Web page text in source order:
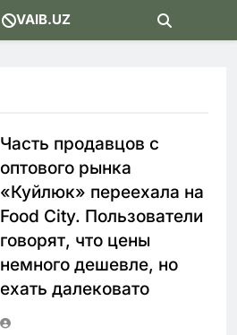
VAIB.UZ
Часть продавцов с
оптового рынка
«Куйлюк» переехала на
Food City. Пользователи
говорят, что цены
немного дешевле, но
ехать далековато